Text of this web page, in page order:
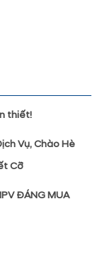
thiết!
Vụ, Chào Hè
Cỡ
ĐÁNG MUA